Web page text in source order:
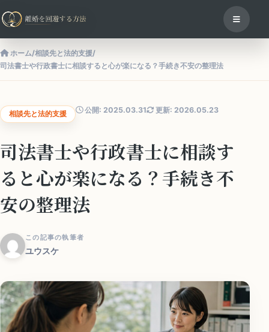
ホーム/相談先と法的支援/
司法書士や行政書士に相談すると心が楽になる？手続き不安の整理法
相談先と法的支援 公開: 2025.03.31 更新: 2026.05.23
司法書士や行政書士に相談す
ると心が楽になる？手続き不
安の整理法
この記事の執筆者
ユウスケ